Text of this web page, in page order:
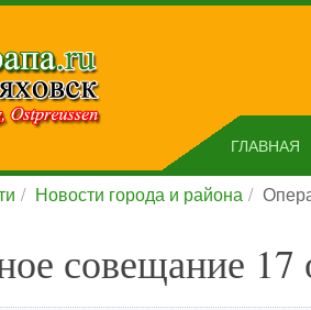
ГЛАВНАЯ
Новости города и района
совещание 17